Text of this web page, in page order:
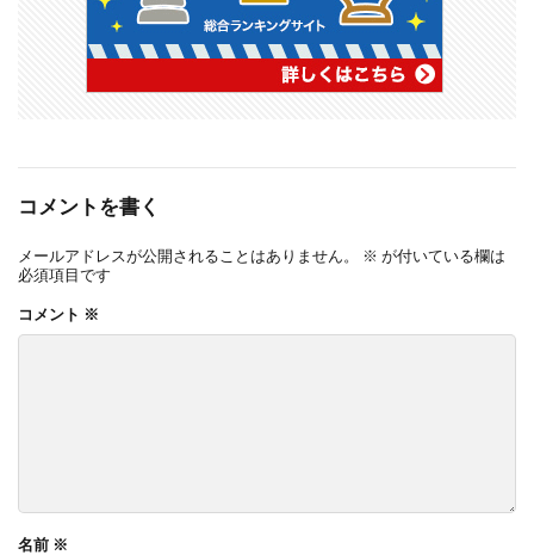
コメントを書く
メールアドレスが公開されることはありません。 ※ が付いている欄は
必須項目です
コメント ※
名前 ※